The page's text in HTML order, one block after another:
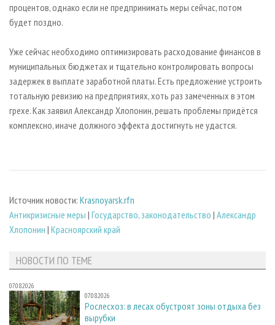
процентов, однако если не предпринимать меры сейчас, потом
будет поздно.
Уже сейчас необходимо оптимизировать расходование финансов в
муниципальных бюджетах и тщательно контролировать вопросы
задержек в выплате заработной платы. Есть предложение устроить
тотальную ревизию на предприятиях, хоть раз замеченных в этом
грехе. Как заявил Александр Хлопонин, решать проблемы придётся
комплексно, иначе должного эффекта достигнуть не удастся.
Источник новости: Krasnoyarsk.rfn
Антикризисные меры | Государство, законодательство | Александр
Хлопонин | Красноярский край
НОВОСТИ ПО ТЕМЕ
07.08.2026
07.08.2026
Рослесхоз: в лесах обустроят зоны отдыха без
вырубки